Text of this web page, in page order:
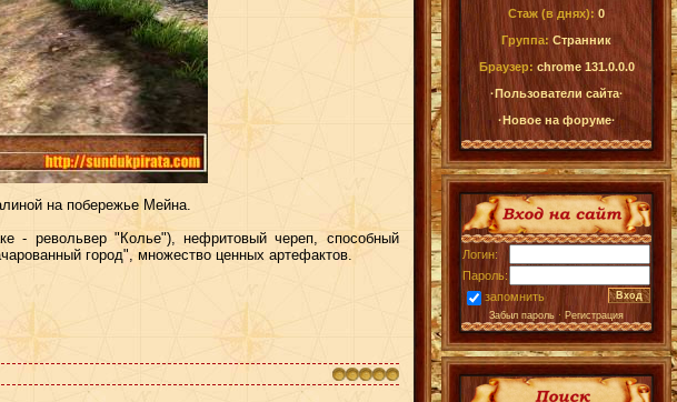
на побережье Мейна.
- револьвер "Колье"), нефритовый череп, способный
город", множество ценных артефактов.
Стаж (в днях): 0
Группа: Странник
Браузер: chrome 131.0.0.0
·Пользователи сайта·
·Новое на форуме·
Логин:
Пароль:
запомнить
Забыл пароль · Регистрация